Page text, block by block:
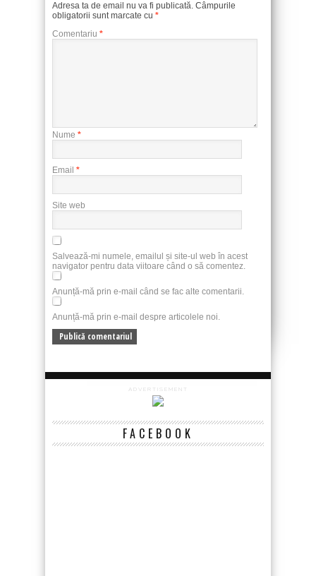
Adresa ta de email nu va fi publicată. Câmpurile
obligatorii sunt marcate cu *
Comentariu *
Nume *
Email *
Site web
Salvează-mi numele, emailul și site-ul web în acest
navigator pentru data viitoare când o să comentez.
Anunță-mă prin e-mail când se fac alte comentarii.
Anunță-mă prin e-mail despre articolele noi.
ADVERTISEMENT
FACEBOOK